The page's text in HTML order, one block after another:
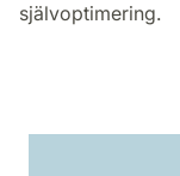
självoptimering.